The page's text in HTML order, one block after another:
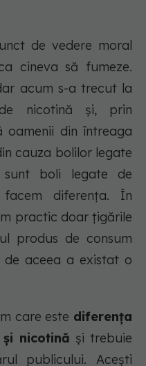
de vedere moral
cineva să fumeze.
acum s-a trecut la
nicotină și, prin
oamenii din întreaga
cauza bolilor legate
boli legate de
diferența. În
practic doar țigările
produs de consum
aceea a existat o
care este diferența
nicotină și trebuie
publicului. Acești